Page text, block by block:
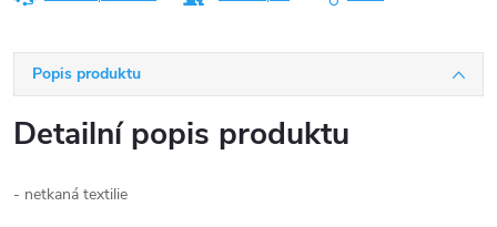
Popis produktu
Detailní popis produktu
- netkaná textilie